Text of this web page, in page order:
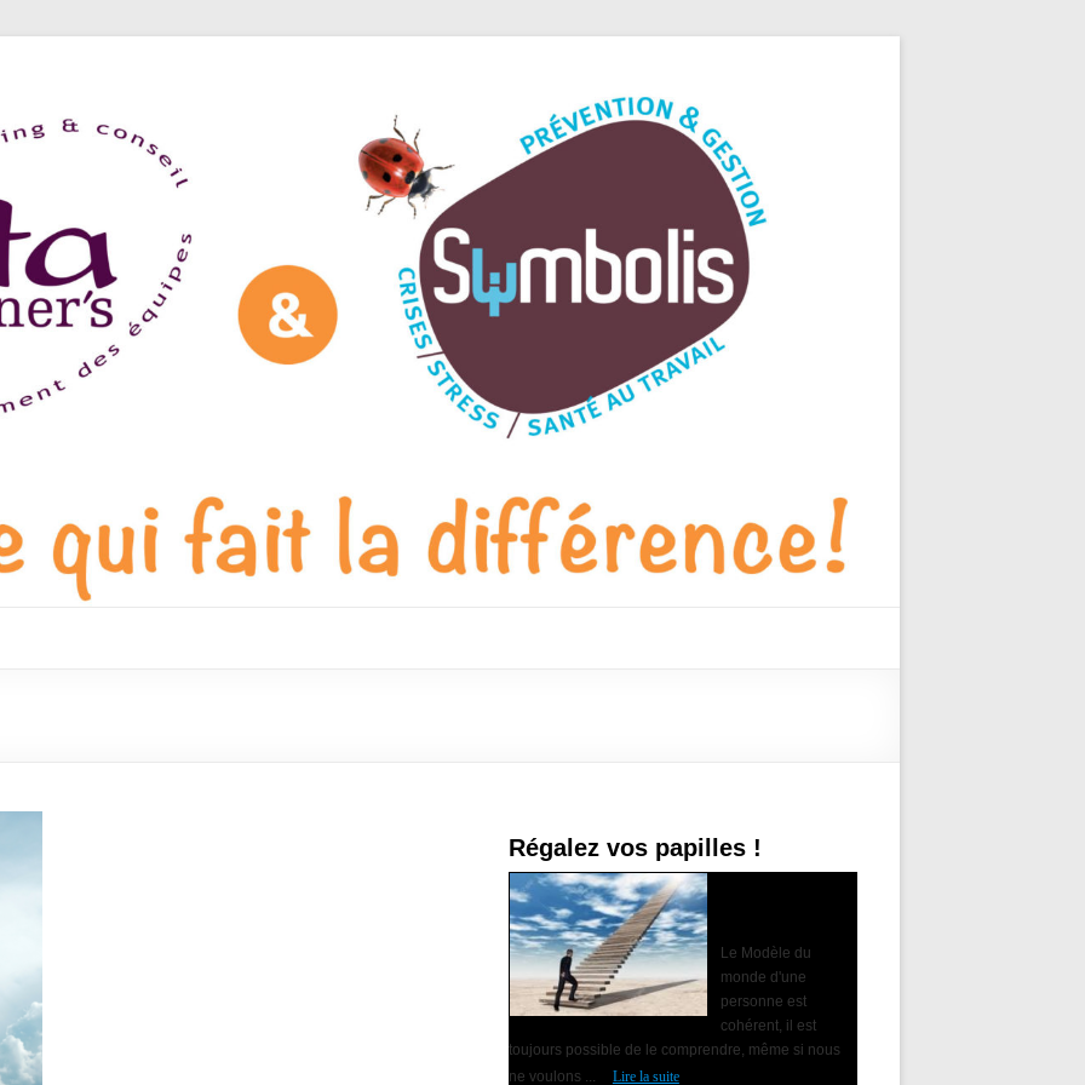
Régalez vos papilles !
Le Modèle du
monde d'une
personne est
cohérent, il est
toujours possible de le comprendre, même si nous
ne voulons ...
Lire la suite